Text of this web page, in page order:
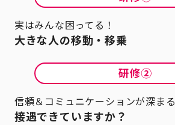
実はみんな困ってる！
大きな人の移動・移乗
信頼＆コミュニケーションが深まる
接遇できていますか？